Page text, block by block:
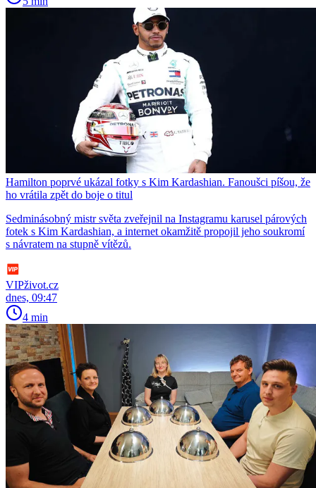
Hamilton poprvé ukázal fotky s Kim Kardashian. Fanoušci píšou, že
ho vrátila zpět do boje o titul
Sedminásobný mistr světa zveřejnil na Instagramu karusel párových
fotek s Kim Kardashian, a internet okamžitě propojil jeho soukromí
s návratem na stupně vítězů.
VIPživot.cz
dnes, 09:47
4 min